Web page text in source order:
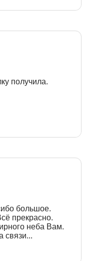
получила.
большое.
прекрасно.
неба Вам.
связи...